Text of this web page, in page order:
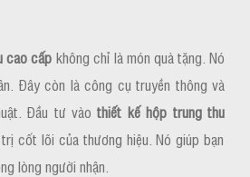
cao cấp không chỉ là món quà tặng. Nó
Đây còn là công cụ truyền thông và
Đầu tư vàothiết kế hộp trung thu
cốt lõi của thương hiệu. Nó giúp bạn
lòng người nhận.